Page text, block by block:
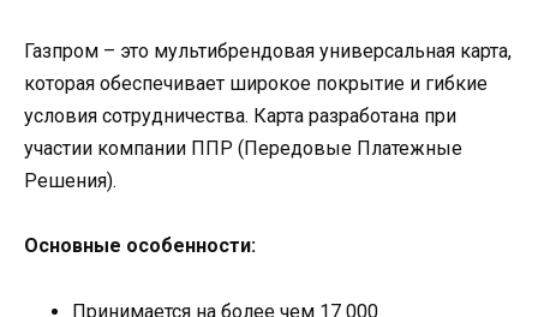
Газпром – это мультибрендовая универсальная карта,
которая обеспечивает широкое покрытие и гибкие
условия сотрудничества. Карта разработана при
участии компании ППР (Передовые Платежные
Решения).
Основные особенности:
Принимается на более чем 17 000